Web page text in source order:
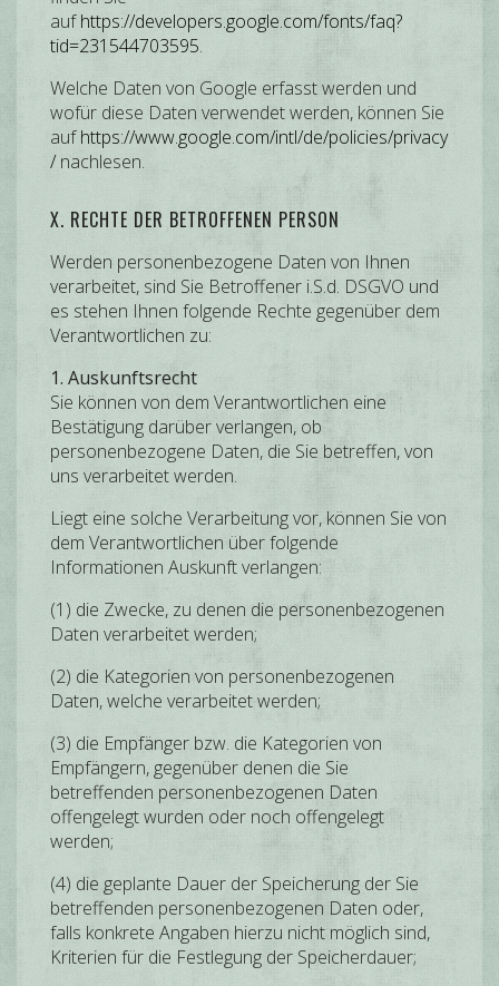
aufhttps://developers.google.com/fonts/faq?
tid=231544703595.
Welche Daten von Google erfasst werden und
wofür diese Daten verwendet werden, können Sie
aufhttps://www.google.com/intl/de/policies/privacy
/nachlesen.
X. RECHTE DER BETROFFENEN PERSON
Werden personenbezogene Daten von Ihnen
verarbeitet, sind Sie Betroffener i.S.d. DSGVO und
es stehen Ihnen folgende Rechte gegenüber dem
Verantwortlichen zu:
1. Auskunftsrecht
Sie können von dem Verantwortlichen eine
Bestätigung darüber verlangen, ob
personenbezogene Daten, die Sie betreffen, von
uns verarbeitet werden.
Liegt eine solche Verarbeitung vor, können Sie von
dem Verantwortlichen über folgende
Informationen Auskunft verlangen:
(1) die Zwecke, zu denen die personenbezogenen
Daten verarbeitet werden;
(2) die Kategorien von personenbezogenen
Daten, welche verarbeitet werden;
(3) die Empfänger bzw. die Kategorien von
Empfängern, gegenüber denen die Sie
betreffenden personenbezogenen Daten
offengelegt wurden oder noch offengelegt
werden;
(4) die geplante Dauer der Speicherung der Sie
betreffenden personenbezogenen Daten oder,
falls konkrete Angaben hierzu nicht möglich sind,
Kriterien für die Festlegung der Speicherdauer;